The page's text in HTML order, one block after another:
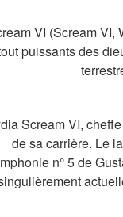
VI (Scream VI,
puissants des
Scream VI,
de sa carrière. Le
n° 5 de